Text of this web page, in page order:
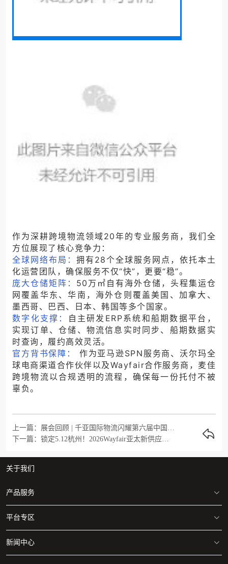
作为深耕跨境物流领域20年的专业服务商，我们全
方位展现了核心竞争力：
全球网络布局： 拥有 28个全球服务网点， 依托本土
化运营团队 ， 确保服务不仅“快”，更要“稳”。
庞大仓储矩阵： 50万 ㎡ 自有海外仓储， 头程集运仓
网覆盖华东、华南，海外仓则覆盖美国 、加拿大 、
墨 西哥、巴 西、日本、韩国等多个国家。
数字化支撑：
自主研发 ERP系统和船期数据平台 ，
实现订单、仓储、物流信息实时同步 、 船期数据实
时查询 ，履约高效灵活。
官方背书保障：
作为亚马逊SPN服务商、沃尔玛全
球电商渠道合作伙伴以 及Wayfair合作服务商 ，麦佳
跨境物流以合规透明的流程，确保每一份托付不被
辜负。
关于我们
产品服务
美国/加拿大 海运专线
美国/加拿大 空运专线
平台专区
亚马逊仓库地址清单
新闻中心